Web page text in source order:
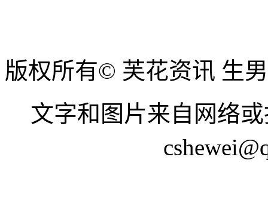
版权所有© 芙花资讯 生
文字和图片来自网络